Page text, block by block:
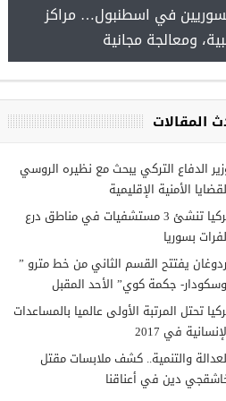
في اسطنبول… مراكز
ومعالجة مجانية
المقالات
الدفاع التركي يبحث مع نظيره الروسي
الأمنية الإقليمية
تركيا تنشئ 3 مستشفيات في مناطق درع
بسوريا
يفتتح القسم الثاني من خط مترو ”
جكمة كوي” الأحد المقبل
تحتل المرتبة الأولى عالميا بالمساعدات
في 2017
والتنمية.. كشف ملابسات مقتل
دين في أعناقنا